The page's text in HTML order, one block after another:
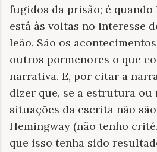
fugidos da prisão; é quando
está às voltas no interesse
leão. São os
outros pormenores o que
narrativa. E, por citar a
dizer que, se a estrutura ou
situações da escrita não
Hemingway (não tenho
que isso tenha sido